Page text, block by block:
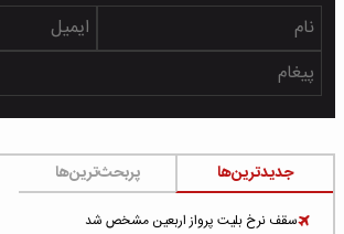
جدیدترین‌ها پربحث‌ترین‌ها
سقف نرخ بلیت پرواز اربعین مشخص شد